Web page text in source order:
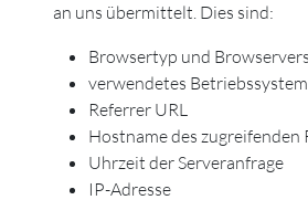
an uns übermittelt. Dies sind:
Browsertyp und
verwendetes Betriebssystem
Referrer URL
Hostname des zugreifenden
Uhrzeit der Serveranfrage
IP-Adresse